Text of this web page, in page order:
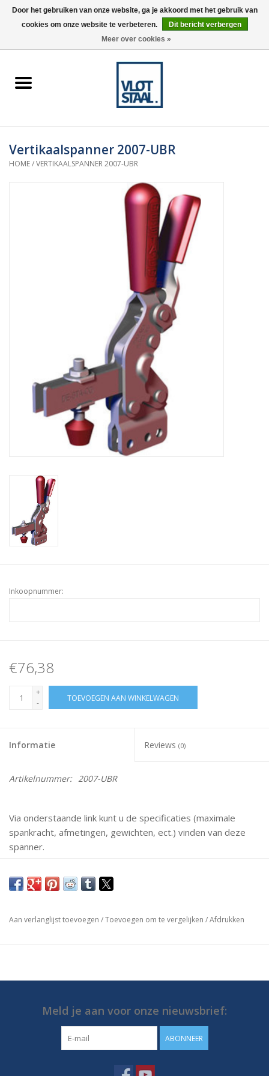
0 Artikelen - €0,00
spanners
Vertikaalspanner 2007-UBR
HOME/VERTIKAALSPANNER 2007-UBR
Inkoopnummer:
€76,38
+
-
TOEVOEGEN AAN WINKELWAGEN
Informatie Reviews (0)
Artikelnummer: 2007-UBR
Via onderstaande link kunt u de specificaties (maximale
spankracht, afmetingen, gewichten, ect.) vinden van deze
spanner.
Mochten er vragen zijn neem dan gerust contact met ons
op.
https://media.destaco.com/assetbank-
Aan verlanglijst toevoegen /Toevoegen om te vergelijken /Afdrukken
Meld je aan voor onze nieuwsbrief:
ABONNEER
Door het gebruiken van onze website, ga je akkoord met het gebruik van
cookies om onze website te verbeteren.
Dit bericht verbergen
Meer over cookies »